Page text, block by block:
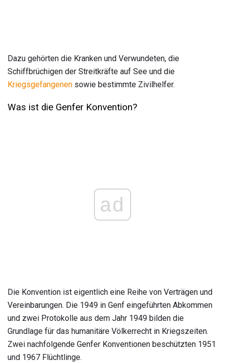
Dazu gehörten die Kranken und Verwundeten, die
Schiffbrüchigen der Streitkräfte auf See und die
Kriegsgefangenen sowie bestimmte Zivilhelfer.
Was ist die Genfer Konvention?
ad
Die Konvention ist eigentlich eine Reihe von Verträgen und
Vereinbarungen. Die 1949 in Genf eingeführten Abkommen
und zwei Protokolle aus dem Jahr 1949 bilden die
Grundlage für das humanitäre Völkerrecht in Kriegszeiten.
Zwei nachfolgende Genfer Konventionen beschützten 1951
und 1967 Flüchtlinge.